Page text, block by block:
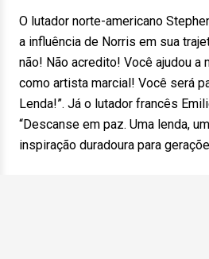
O lutador norte-americano
a influência de Norris em sua
não! Não acredito! Você ajudou a
como artista marcial! Você será
Lenda!”. Já o lutador francês
“Descanse em paz. Uma lenda,
inspiração duradoura para